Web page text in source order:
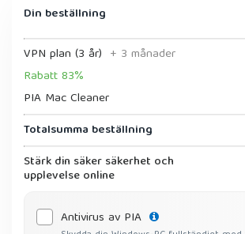
Din beställning
VPN plan (3 år) + 3 månader
Rabatt 83%
PIA Mac Cleaner
Totalsumma beställning
Stärk din säker säkerhet och
upplevelse online
Antivirus av PIA